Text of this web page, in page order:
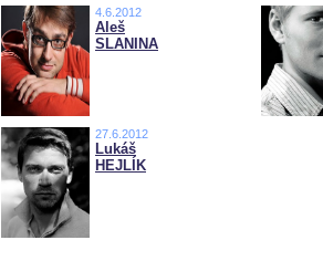
4.6.2012
Aleš
SLANINA
27.6.2012
Lukáš
HEJLÍK